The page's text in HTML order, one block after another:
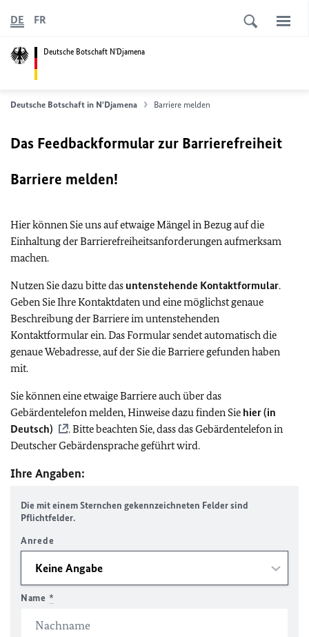
Deutsche Botschaft N'Djamena
DE FR
Deutsche Botschaft in N'Djamena Barriere melden
Das Feedbackformular zur Barrierefreiheit
Barriere melden!
Hier können Sie uns auf etwaige Mängel in Bezug auf die
Einhaltung der Barrierefreiheitsanforderungen aufmerksam
machen.
Nutzen Sie dazu bitte das untenstehende Kontaktformular.
Geben Sie Ihre Kontaktdaten und eine möglichst genaue
Beschreibung der Barriere im untenstehenden
Kontaktformular ein. Das Formular sendet automatisch die
genaue Webadresse, auf der Sie die Barriere gefunden haben
mit.
Sie können eine etwaige Barriere auch über das
Gebärdentelefon melden, Hinweise dazu finden Sie hier (in
Deutsch)
. Bitte beachten Sie, dass das Gebärdentelefon in
Deutscher Gebärdensprache geführt wird.
Ihre Angaben:
Die mit einem Sternchen gekennzeichneten Felder sind
Pflichtfelder.
Anrede
Name *